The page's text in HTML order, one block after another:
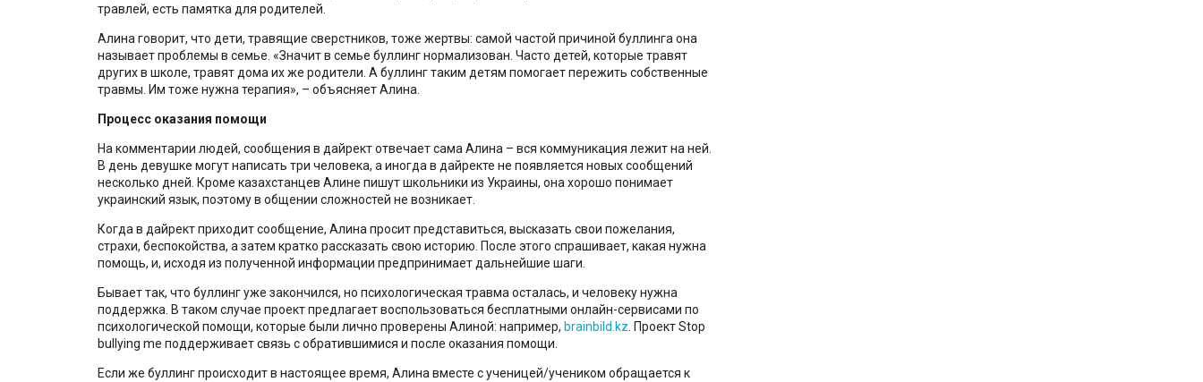
травлей, есть памятка для родителей.
Алина говорит, что дети, травящие сверстников, тоже жертвы: самой частой причиной буллинга она
называет проблемы в семье. «Значит в семье буллинг нормализован. Часто детей, которые травят
других в школе, травят дома их же родители. А буллинг таким детям помогает пережить собственные
травмы. Им тоже нужна терапия», – объясняет Алина.
Процесс оказания помощи
На комментарии людей, сообщения в дайрект отвечает сама Алина – вся коммуникация лежит на ней.
В день девушке могут написать три человека, а иногда в дайректе не появляется новых сообщений
несколько дней. Кроме казахстанцев Алине пишут школьники из Украины, она хорошо понимает
украинский язык, поэтому в общении сложностей не возникает.
Когда в дайрект приходит сообщение, Алина просит представиться, высказать свои пожелания,
страхи, беспокойства, а затем кратко рассказать свою историю. После этого спрашивает, какая нужна
помощь, и, исходя из полученной информации предпринимает дальнейшие шаги.
Бывает так, что буллинг уже закончился, но психологическая травма осталась, и человеку нужна
поддержка. В таком случае проект предлагает воспользоваться бесплатными онлайн-сервисами по
психологической помощи, которые были лично проверены Алиной: например, brainbild.kz . Проект Stop
bullying me поддерживает связь с обратившимися и после оказания помощи.
Если же буллинг происходит в настоящее время, Алина вместе с ученицей/учеником обращается к